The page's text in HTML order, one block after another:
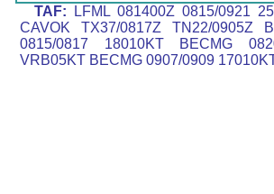
TAF: LFML 081400Z 0815/0921
CAVOK TX37/0817Z TN22/0905Z
0815/0817 18010KT BECMG
VRB05KT BECMG 0907/0909